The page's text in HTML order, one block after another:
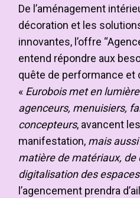
De l’aménagement
décoration et les
innovantes, l’offre
entend répondre aux
quête de performance et
« Eurobois met en
agenceurs, menuisiers,
concepteurs, avancent
manifestation, mais
matière de matériaux, de
digitalisation des espaces
l’agencement prendra